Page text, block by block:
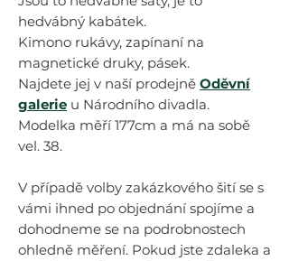
hedvábný kabátek.
Kimono rukávy, zapínaní na
magnetické druky, pásek.
Najdete jej v naší prodejně Oděvní
galerie u Národního divadla.
Modelka měří 177cm a má na sobě
vel. 38.
V případě volby zakázkového šití se s
vámi ihned po objednání spojíme a
dohodneme se na podrobnostech
ohledně měření. Pokud jste zdaleka a